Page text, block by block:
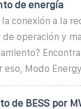
de energía
conexión a la
operación y
eso, Modo Energy
de BESS por